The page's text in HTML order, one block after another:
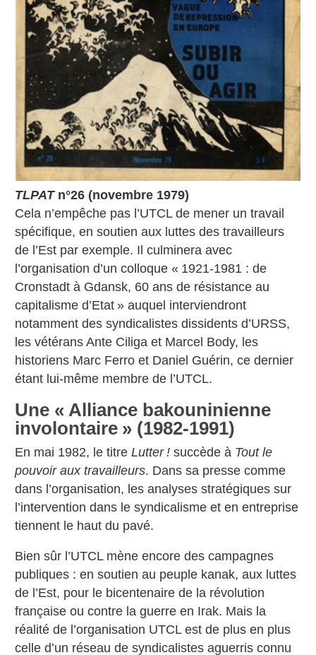
TLPATn°26 (novembre 1979)
Cela n’empêche pas l’UTCL de mener un travail
spécifique, en soutien aux luttes des travailleurs
de l’Est par exemple. Il culminera avec
l’organisation d’un colloque « 1921-1981 : de
Cronstadt à Gdansk, 60 ans de résistance au
capitalisme d’Etat » auquel interviendront
notamment des syndicalistes dissidents d’URSS,
les vétérans Ante Ciliga et Marcel Body, les
historiens Marc Ferro et Daniel Guérin, ce dernier
étant lui-même membre de l’UTCL.
Une « Alliance bakouninienne
involontaire » (1982-1991)
En mai 1982, le titreLutter ! succède à Tout le
pouvoir aux travailleurs. Dans sa presse comme
dans l’organisation, les analyses stratégiques sur
l’intervention dans le syndicalisme et en entreprise
tiennent le haut du pavé.
Bien sûr l’UTCL mène encore des campagnes
publiques : en soutien au peuple kanak, aux luttes
de l’Est, pour le bicentenaire de la révolution
française ou contre la guerre en Irak. Mais la
réalité de l’organisation UTCL est de plus en plus
celle d’un réseau de syndicalistes aguerris connu